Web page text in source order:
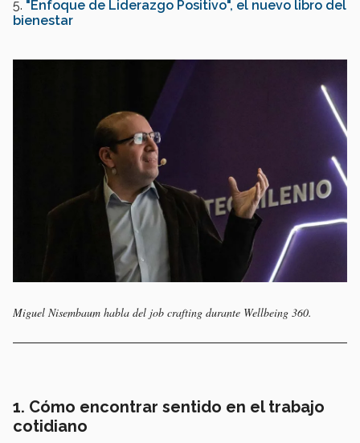
5. "Enfoque de Liderazgo Positivo", el nuevo libro del
bienestar
Miguel Nisembaum habla del job crafting durante Wellbeing 360.
1. Cómo encontrar sentido en el trabajo
cotidiano